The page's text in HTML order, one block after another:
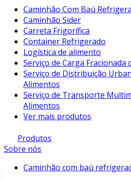
Caminhão Com Baú
Caminhão Sider
Carreta Frigorífica
Container Refrigerado
Logística de alimento
Serviço de Carga Fracionada
Serviço de Distribuição
Alimentos
Serviço de Transporte
Alimentos
Ver mais produtos
Produtos
Sobre nós
Caminhão com baú